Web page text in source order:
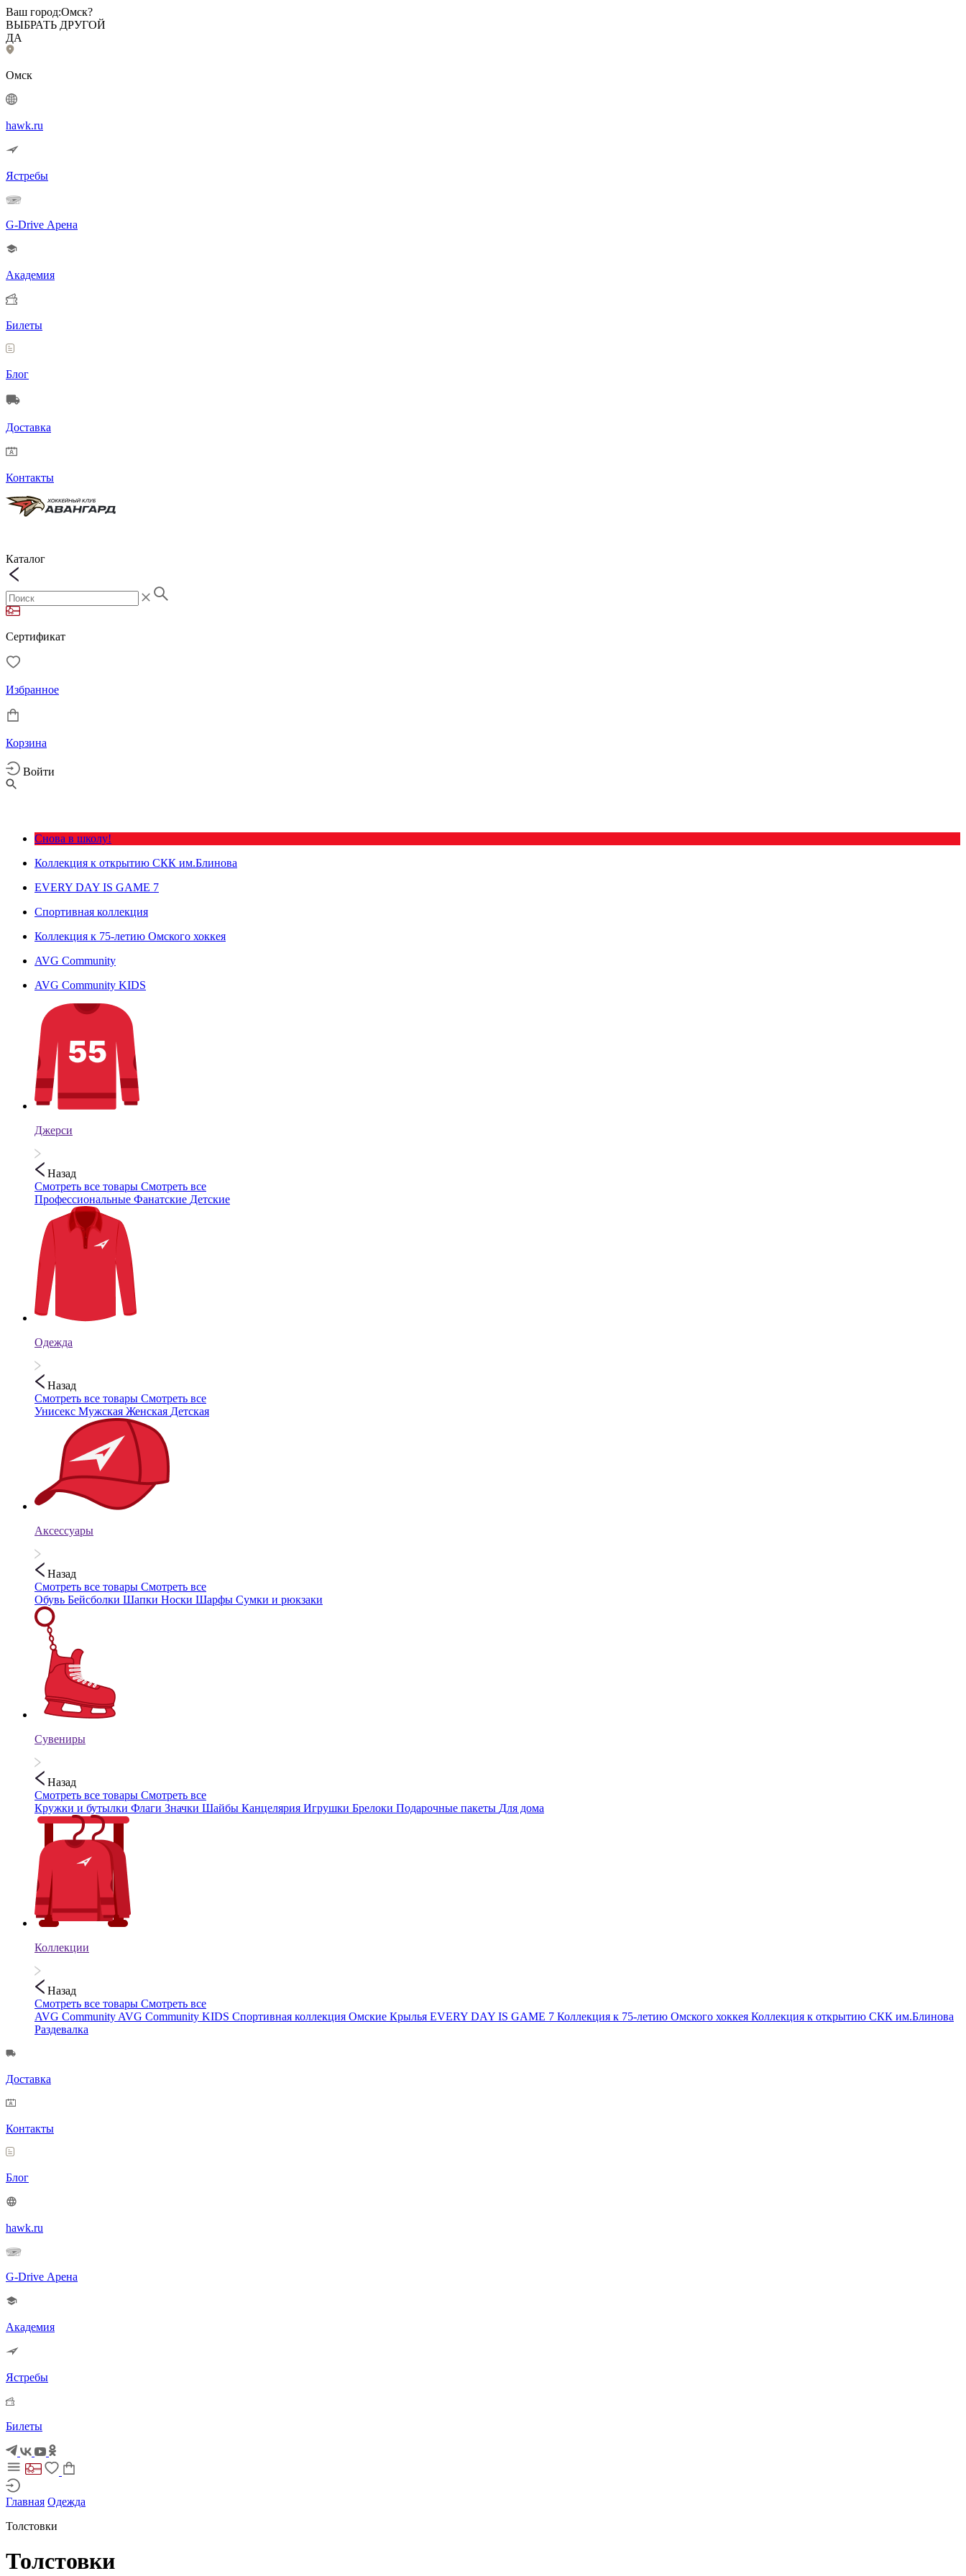
Ваш город:Омск?
ВЫБРАТЬ ДРУГОЙ
ДА
Омск
hawk.ru
Ястребы
G-Drive Арена
Академия
Билеты
Блог
Доставка
Контакты
Каталог
Сертификат
Избранное
Корзина
Войти
Снова в школу!
Коллекция к открытию СКК им.Блинова
EVERY DAY IS GAME 7
Спортивная коллекция
Коллекция к 75-летию Омского хоккея
AVG Community
AVG Community KIDS
Джерси
Назад
Смотреть все товары Смотреть все
Профессиональные Фанатские Детские
Одежда
Назад
Смотреть все товары Смотреть все
Унисекс Мужская Женская Детская
Аксессуары
Назад
Смотреть все товары Смотреть все
Обувь Бейсболки Шапки Носки Шарфы Сумки и рюкзаки
Сувениры
Назад
Смотреть все товары Смотреть все
Кружки и бутылки Флаги Значки Шайбы Канцелярия Игрушки Брелоки Подарочные пакеты Для дома
Коллекции
Назад
Смотреть все товары Смотреть все
AVG Community AVG Community KIDS Спортивная коллекция Омские Крылья EVERY DAY IS GAME 7 Коллекция к 75-летию Омского хоккея Коллекция к открытию СКК им.Блинова
Раздевалка
Доставка
Контакты
Блог
hawk.ru
G-Drive Арена
Академия
Ястребы
Билеты
Главная Одежда
Толстовки
Толстовки